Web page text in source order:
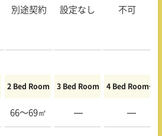
別途契約 設定なし 不可
2 Bed Room 3 Bed Room 4 Bed Room〜
66〜69㎡ — —